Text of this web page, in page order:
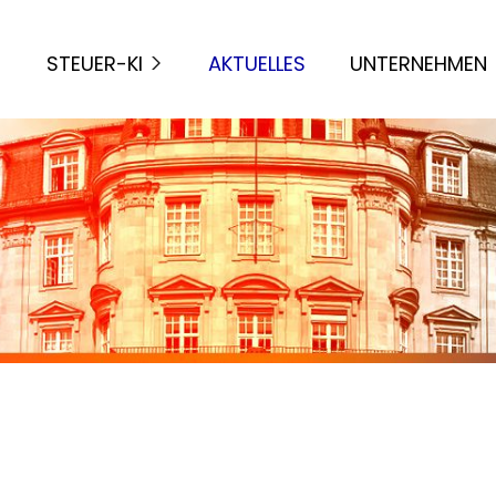
STEUER-KI AKTUELLES UNTERNEHMEN